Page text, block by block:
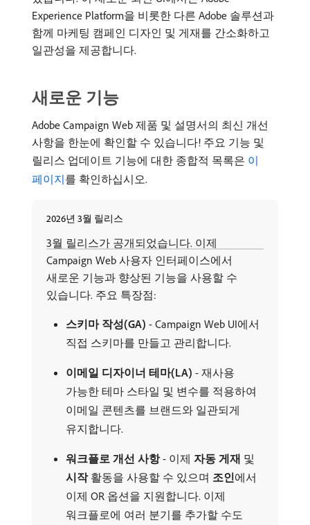
Experience Platform을 비롯한 다른 Adobe 솔루션과
함께 마케팅 캠페인 디자인 및 게재를 간소화하고
일관성을 제공합니다.
새로운 기능
Adobe Campaign Web 제품 및 설명서의 최신 개선
사항을 한눈에 확인할 수 있습니다! 주요 기능 및
릴리스 업데이트 기능에 대한 종합적 목록은 이
페이지를 확인하십시오.
2026년 3월 릴리스
3월 릴리스가 공개되었습니다. 이제
Campaign Web 사용자 인터페이스에서
새로운 기능과 향상된 기능을 사용할 수
있습니다. 주요 특장점:
스키마 작성(GA) - Campaign Web UI에서
직접 스키마를 만들고 관리합니다.
이메일 디자이너 테마(LA) - 재사용
가능한 테마 스타일 및 변수를 적용하여
이메일 콘텐츠를 브랜드와 일관되게
유지합니다.
워크플로 개선 사항- 이제 자동 게재 및
시작활동을 사용할 수 있으며 조인​에서
이제 OR 옵션을 지원합니다. 이제
워크플로에 여러 분기를 추가할 수도